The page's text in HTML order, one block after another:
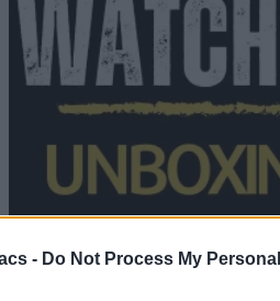
- Do Not Process My